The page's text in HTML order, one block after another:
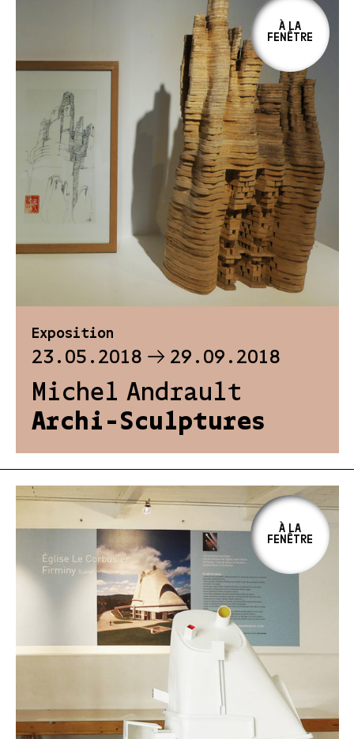
Exposition
23.05.2018 29.09.2018
Michel Andrault
Archi-Sculptures
À LA
FENÊTRE
À LA
FENÊTRE